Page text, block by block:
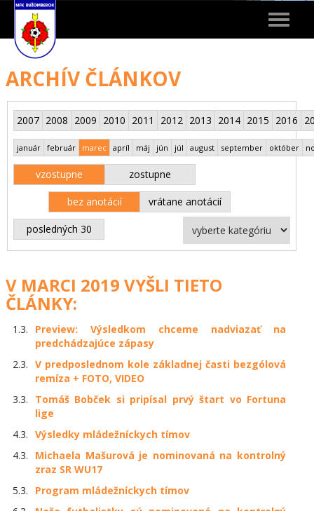
Toggle
ARCHÍV ČLÁNKOV
2007 2008 2009 2010 2011 2012 2013 2014 2015 2016
január február marec apríl máj jún júl august september október
vzostupne zostupne
bez anotácií vrátane anotácií
posledných 30
V MARCI 2019 VYŠLI TIETO
ČLÁNKY:
1.3.
Preview: Výsledkom chceme nadviazať na
predchádzajúce zápasy
2.3. V predposlednom kole základnej časti bezgólová
remíza + FOTO, VIDEO
3.3.
Tomáš Bobček si pripísal prvý štart vo Fortuna
lige
4.3. Výsledky mládežníckych tímov
4.3.
Michaela Mašurová je nominovaná na kontrolný
zraz SR WU17
5.3.
Program mládežníckych tímov